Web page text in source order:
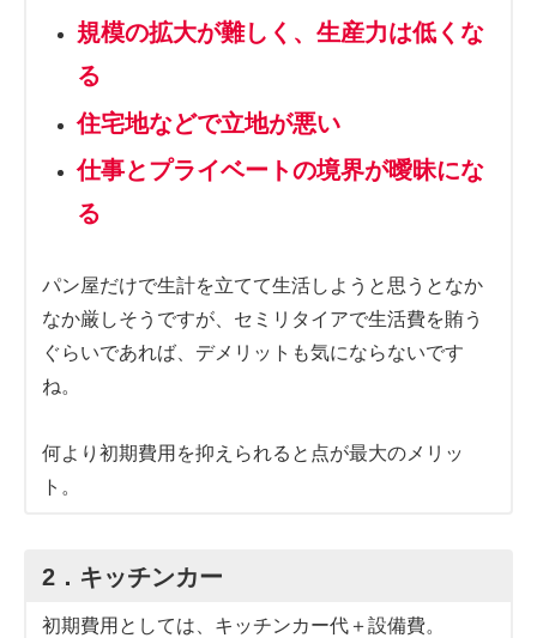
規模の拡大が難しく、生産力は低くな
る
住宅地などで立地が悪い
仕事とプライベートの境界が曖昧にな
る
パン屋だけで生計を立てて生活しようと思うとなか
なか厳しそうですが、セミリタイアで生活費を賄う
ぐらいであれば、デメリットも気にならないです
ね。
何より初期費用を抑えられると点が最大のメリッ
ト。
2．キッチンカー
初期費用としては、キッチンカー代＋設備費。